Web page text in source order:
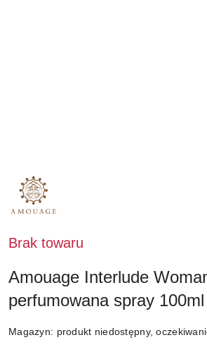
NAZWA
PRODUCENTA:
AMOUAGE
Brak towaru
Amouage Interlude
perfumowana spray 100ml
Magazyn: produkt niedostępny,